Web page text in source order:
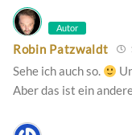
Autor
Robin Patzwaldt
Sehe ich auch so.
Aber das ist ein